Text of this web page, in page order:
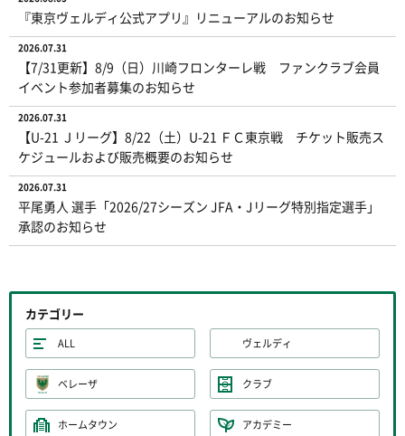
『東京ヴェルディ公式アプリ』リニューアルのお知らせ
2026.07.31
【7/31更新】8/9（日）川崎フロンターレ戦 ファンクラブ会員
イベント参加者募集のお知らせ
2026.07.31
【U-21 Ｊリーグ】8/22（土）U-21 ＦＣ東京戦 チケット販売ス
ケジュールおよび販売概要のお知らせ
2026.07.31
平尾勇人 選手「2026/27シーズン JFA・Jリーグ特別指定選手」
承認のお知らせ
カテゴリー
ALL ヴェルディ
ベレーザ クラブ
ホームタウン アカデミー